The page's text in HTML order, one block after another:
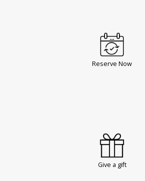
Reserve Now
Give a gift